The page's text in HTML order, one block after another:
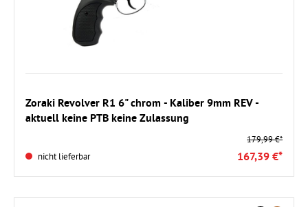
Zoraki Revolver R1 6" chrom - Kaliber 9mm REV -
aktuell keine PTB keine Zulassung
nicht lieferbar
179,99 €*
167,39 €*